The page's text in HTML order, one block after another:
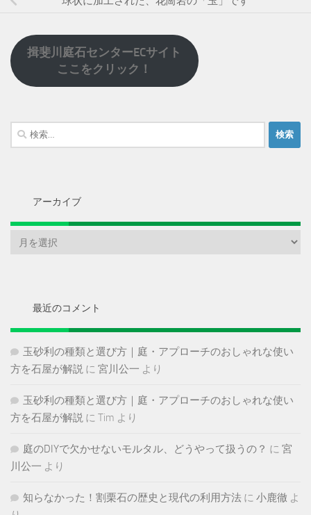
揖斐川庭石センターECサイト
ここをクリック！
検
索:
アーカイブ
最近のコメント
玉砂利の種類と選び方｜庭・アプローチのおしゃれな使い
方を石屋が解説 に 宮川公一 より
玉砂利の種類と選び方｜庭・アプローチのおしゃれな使い
方を石屋が解説 に Tim より
庭のDIYで欠かせないモルタル、どうやって扱うの？ に 宮
川公一 より
知らなかった！割栗石の歴史と現代の利用方法 に 小鹿徹 よ